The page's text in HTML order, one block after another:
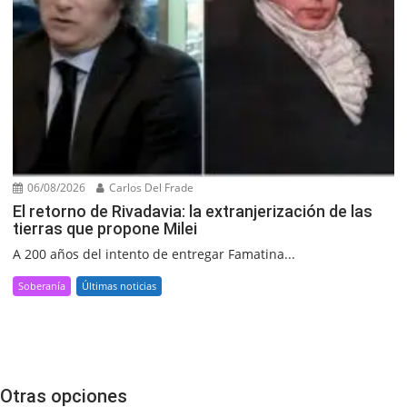
06/08/2026 Carlos Del Frade
El retorno de Rivadavia: la extranjerización de las
tierras que propone Milei
A 200 años del intento de entregar Famatina...
Soberanía Últimas noticias
Otras opciones